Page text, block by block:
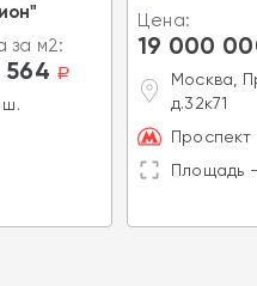
за м2:
564 a
ш.
Цена:
19 000
Москва,
д.32к71
Проспект
Площадь